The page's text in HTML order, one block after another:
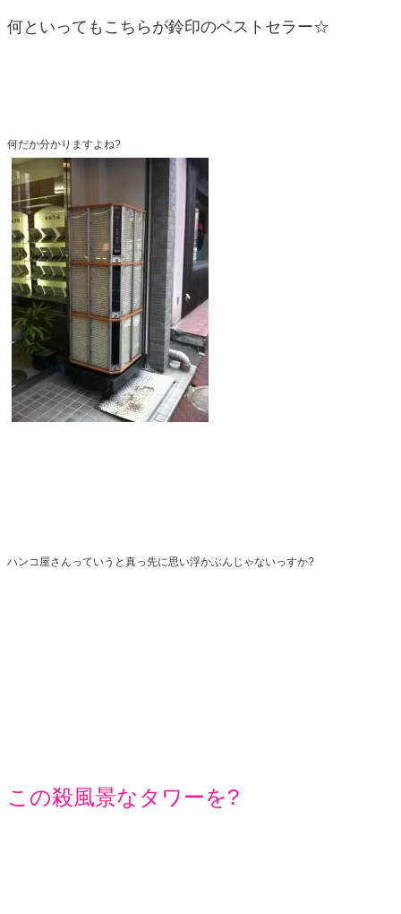
何といってもこちらが鈴印のベストセラー☆
何だか分かりますよね?
ハンコ屋さんっていうと真っ先に思い浮かぶんじゃないっすか?
この殺風景なタワーを?